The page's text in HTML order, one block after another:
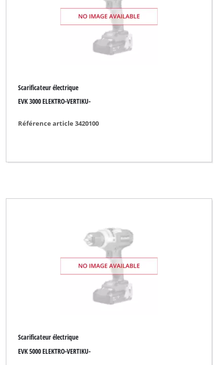
Scarificateur électrique
EVK 3000 ELEKTRO-VERTIKU-
Référence article 3420100
Scarificateur électrique
EVK 5000 ELEKTRO-VERTIKU-